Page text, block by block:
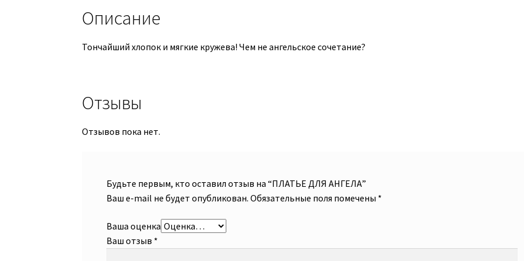
Описание
Тончайший хлопок и мягкие кружева! Чем не ангельское сочетание?
Отзывы
Отзывов пока нет.
Будьте первым, кто оставил отзыв на “ПЛАТЬЕ ДЛЯ АНГЕЛА”
Ваш e-mail не будет опубликован. Обязательные поля помечены *
Ваша оценка
Ваш отзыв *